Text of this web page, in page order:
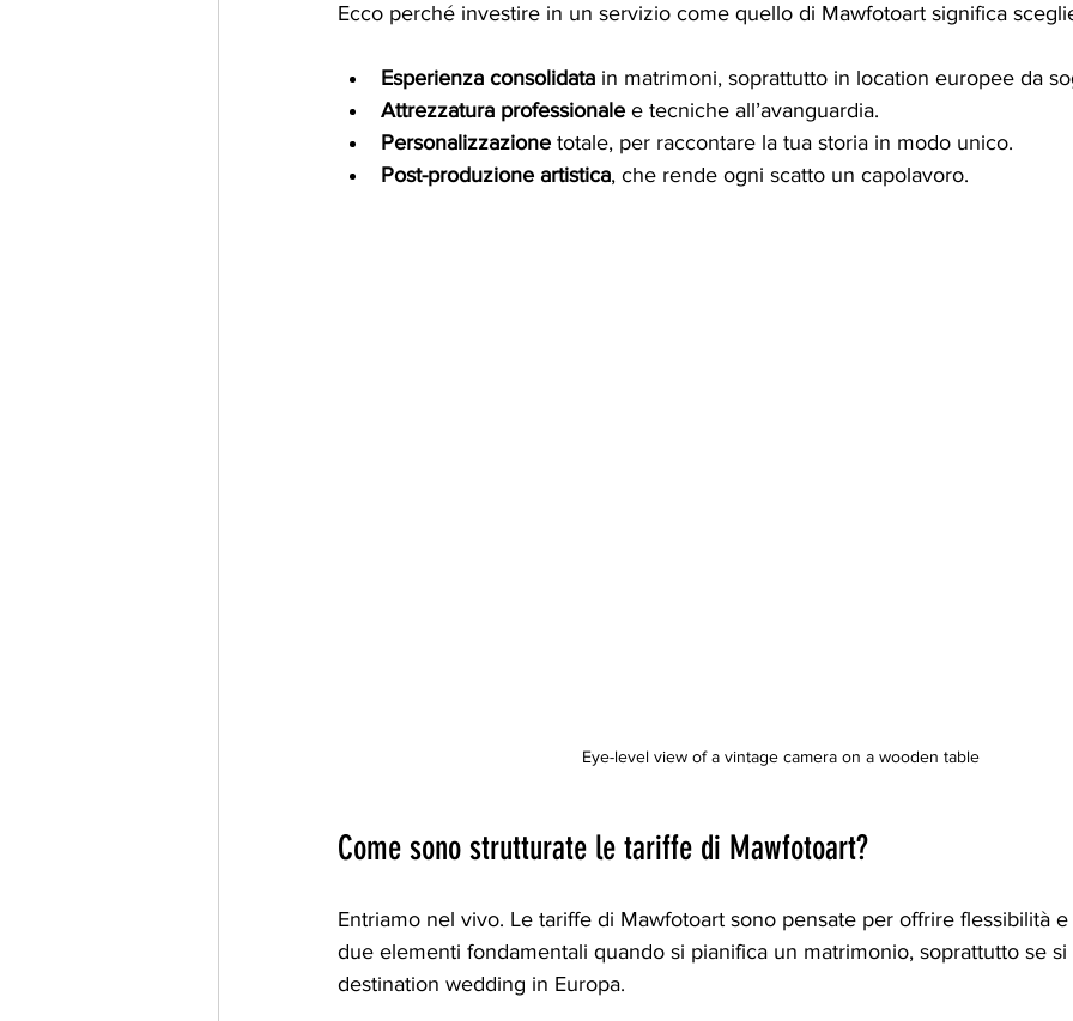
Ecco perché investire in un servizio come quello di Mawfotoart significa
Esperienza consolidata in matrimoni, soprattutto in location europee da
Attrezzatura professionale e tecniche all’avanguardia.
Personalizzazione totale, per raccontare la tua storia in modo unico.
Post-produzione artistica, che rende ogni scatto un capolavoro.
Eye-level view of a vintage camera on a wooden table
Come sono strutturate le tariffe di Mawfotoart?
Entriamo nel vivo. Le tariffe di Mawfotoart sono pensate per offrire flessibilità e
due elementi fondamentali quando si pianifica un matrimonio, soprattutto se si
destination wedding in Europa.